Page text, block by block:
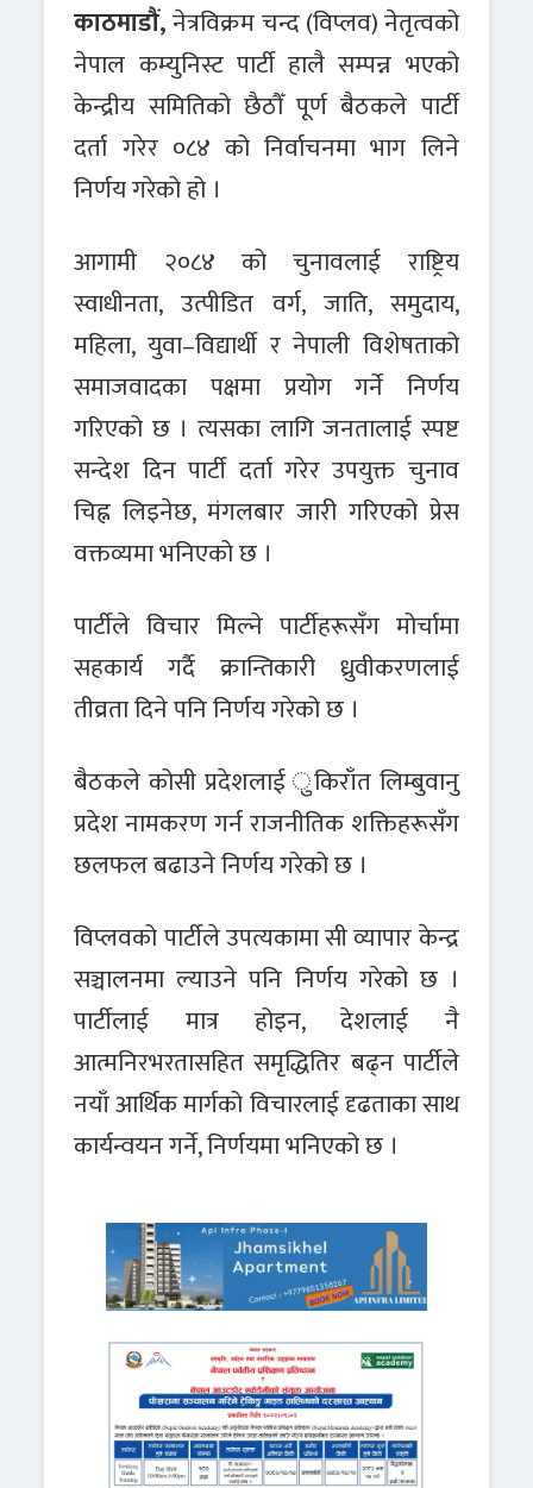
काठमाडौं,नेत्रविक्रम चन्द (विप्लव) नेतृत्वको
नेपाल कम्युनिस्ट पार्टी हालै सम्पन्न भएको
केन्द्रीय समितिको छैठौँ पूर्ण बैठकले पार्टी
दर्ता गरेर ०८४ को निर्वाचनमा भाग लिने
निर्णय गरेको हो ।
आगामी २०८४ को चुनावलाई राष्ट्रिय
स्वाधीनता, उत्पीडित वर्ग, जाति, समुदाय,
महिला, युवा–विद्यार्थी र नेपाली विशेषताको
समाजवादका पक्षमा प्रयोग गर्ने निर्णय
गरिएको छ । त्यसका लागि जनतालाई स्पष्ट
सन्देश दिन पार्टी दर्ता गरेर उपयुक्त चुनाव
चिह्न लिइनेछ, मंगलबार जारी गरिएको प्रेस
वक्तव्यमा भनिएको छ ।
पार्टीले विचार मिल्ने पार्टीहरूसँग मोर्चामा
सहकार्य गर्दै क्रान्तिकारी ध्रुवीकरणलाई
तीव्रता दिने पनि निर्णय गरेको छ ।
बैठकले कोसी प्रदेशलाई ुकिराँत लिम्बुवानु
प्रदेश नामकरण गर्न राजनीतिक शक्तिहरूसँग
छलफल बढाउने निर्णय गरेको छ ।
विप्लवको पार्टीले उपत्यकामा सी व्यापार केन्द्र
सञ्चालनमा ल्याउने पनि निर्णय गरेको छ ।
पार्टीलाई मात्र होइन, देशलाई नै
आत्मनिरभरतासहित समृद्धितिर बढ्न पार्टीले
नयाँ आर्थिक मार्गको विचारलाई दृढताका साथ
कार्यन्वयन गर्ने, निर्णयमा भनिएको छ ।